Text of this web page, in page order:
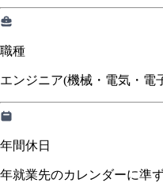
職種
エンジニア(機械・電気・電
年間休日
年就業先のカレンダーに準